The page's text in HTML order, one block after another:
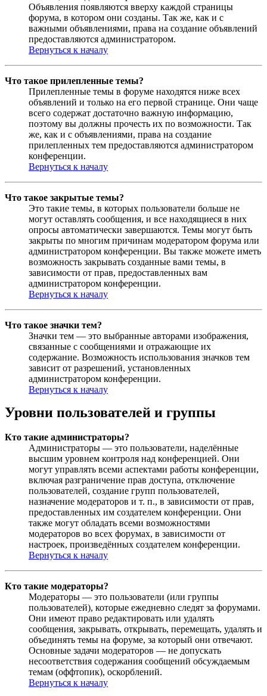
Объявления появляются вверху каждой страницы
форума, в котором они созданы. Так же, как и с
важными объявлениями, права на создание объявлений
предоставляются администратором.
Вернуться к началу
Что такое прилепленные темы?
Прилепленные темы в форуме находятся ниже всех
объявлений и только на его первой странице. Они чаще
всего содержат достаточно важную информацию,
поэтому вы должны прочесть их по возможности. Так
же, как и с объявлениями, права на создание
прилепленных тем предоставляются администратором
конференции.
Вернуться к началу
Что такое закрытые темы?
Это такие темы, в которых пользователи больше не
могут оставлять сообщения, и все находящиеся в них
опросы автоматически завершаются. Темы могут быть
закрыты по многим причинам модератором форума или
администратором конференции. Вы также можете иметь
возможность закрывать созданные вами темы, в
зависимости от прав, предоставленных вам
администратором конференции.
Вернуться к началу
Что такое значки тем?
Значки тем — это выбранные авторами изображения,
связанные с сообщениями и отражающие их
содержание. Возможность использования значков тем
зависит от разрешений, установленных
администратором конференции.
Вернуться к началу
Уровни пользователей и группы
Кто такие администраторы?
Администраторы — это пользователи, наделённые
высшим уровнем контроля над конференцией. Они
могут управлять всеми аспектами работы конференции,
включая разграничение прав доступа, отключение
пользователей, создание групп пользователей,
назначение модераторов и т. п., в зависимости от прав,
предоставленных им создателем конференции. Они
также могут обладать всеми возможностями
модераторов во всех форумах, в зависимости от
настроек, произведённых создателем конференции.
Вернуться к началу
Кто такие модераторы?
Модераторы — это пользователи (или группы
пользователей), которые ежедневно следят за форумами.
Они имеют право редактировать или удалять
сообщения, закрывать, открывать, перемещать, удалять и
объединять темы на форуме, за который они отвечают.
Основные задачи модераторов — не допускать
несоответствия содержания сообщений обсуждаемым
темам (оффтопик), оскорблений.
Вернуться к началу